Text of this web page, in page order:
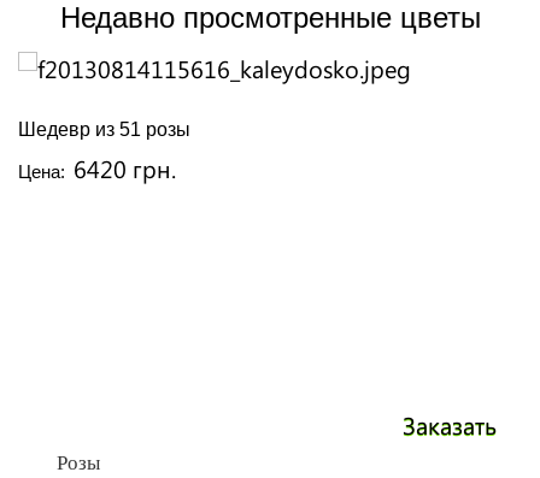
Недавно просмотренные цветы
Шедевр из 51 розы
Цена: 6420 грн.
Заказать
Розы